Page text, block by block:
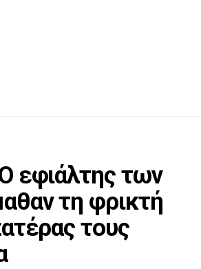
εφιάλτης των
τη φρικτή
τους